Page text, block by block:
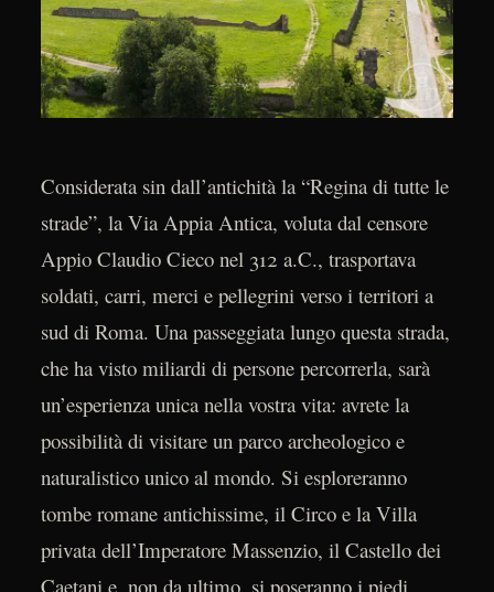
Considerata sin dall’antichità la “Regina di tutte le
strade”, la Via Appia Antica, voluta dal censore
Appio Claudio Cieco nel 312 a.C., trasportava
soldati, carri, merci e pellegrini verso i territori a
sud di Roma. Una passeggiata lungo questa strada,
che ha visto miliardi di persone percorrerla, sarà
un’esperienza unica nella vostra vita: avrete la
possibilità di visitare un parco archeologico e
naturalistico unico al mondo. Si esploreranno
tombe romane antichissime, il Circo e la Villa
privata dell’Imperatore Massenzio, il Castello dei
Caetani e, non da ultimo, si poseranno i piedi